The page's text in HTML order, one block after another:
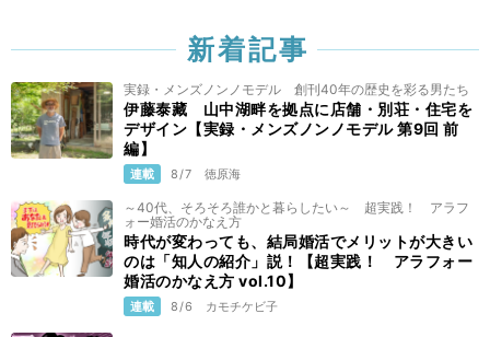
新着記事
実録・メンズノンノモデル 創刊40年の歴史を彩る男たち
伊藤泰藏 山中湖畔を拠点に店舗・別荘・住宅を
デザイン【実録・メンズノンノモデル 第9回 前
編】
連載 8/7 徳原海
～40代、そろそろ誰かと暮らしたい～ 超実践！ アラフ
ォー婚活のかなえ方
時代が変わっても、結局婚活でメリットが大きい
のは「知人の紹介」説！【超実践！ アラフォー
婚活のかなえ方 vol.10】
連載 8/6 カモチケビ子